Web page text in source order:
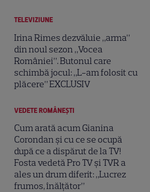
TELEVIZIUNE
Irina Rimes dezvăluie „arma”
din noul sezon „Vocea
României”. Butonul care
schimbă jocul: „L-am folosit cu
plăcere” EXCLUSIV
VEDETE ROMÂNEŞTI
Cum arată acum Gianina
Corondan și cu ce se ocupă
după ce a dispărut de la TV!
Fosta vedetă Pro TV și TVR a
ales un drum diferit: „Lucrez
frumos, înălțător”